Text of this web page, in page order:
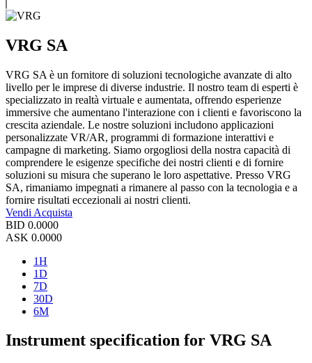
VRG SA
VRG SA è un fornitore di soluzioni tecnologiche avanzate di alto
livello per le imprese di diverse industrie. Il nostro team di esperti è
specializzato in realtà virtuale e aumentata, offrendo esperienze
immersive che aumentano l'interazione con i clienti e favoriscono la
crescita aziendale. Le nostre soluzioni includono applicazioni
personalizzate VR/AR, programmi di formazione interattivi e
campagne di marketing. Siamo orgogliosi della nostra capacità di
comprendere le esigenze specifiche dei nostri clienti e di fornire
soluzioni su misura che superano le loro aspettative. Presso VRG
SA, rimaniamo impegnati a rimanere al passo con la tecnologia e a
fornire risultati eccezionali ai nostri clienti.
Vendi Acquista
BID 0.0000
ASK 0.0000
1H
1D
7D
30D
6M
Instrument specification for VRG SA